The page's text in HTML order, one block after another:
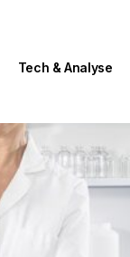
Tech & Analyse